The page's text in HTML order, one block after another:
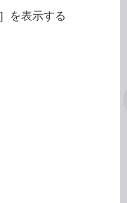
を表示する